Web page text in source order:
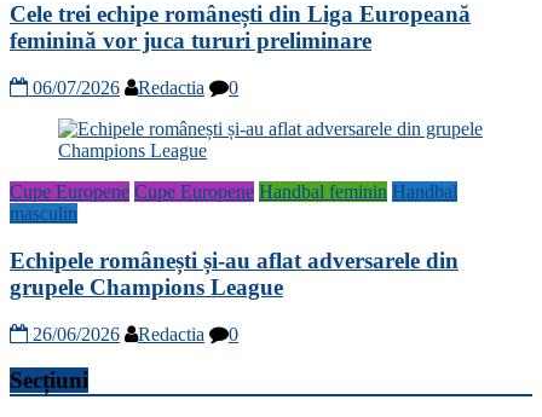
Cele trei echipe românești din Liga Europeană
feminină vor juca tururi preliminare
06/07/2026 Redactia 0
Cupe Europene Cupe Europene Handbal feminin Handbal
masculin
Echipele românești și-au aflat adversarele din
grupele Champions League
26/06/2026 Redactia 0
Secțiuni